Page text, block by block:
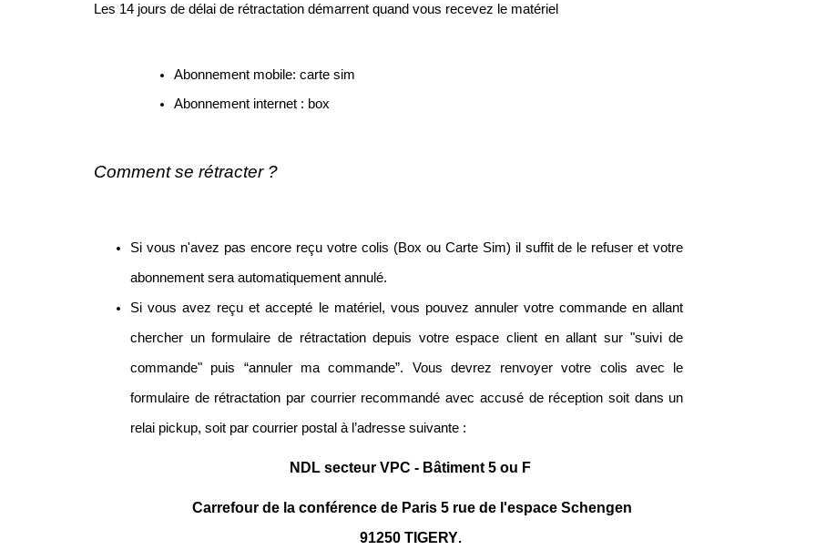
Les 14 jours de délai de rétractation démarrent quand vous recevez le matériel
Abonnement mobile: carte sim
Abonnement internet : box
Comment se rétracter ?
Si vous n'avez pas encore reçu votre colis (Box ou Carte Sim) il suffit de le refuser et votre
abonnement sera automatiquement annulé.
Si vous avez reçu et accepté le matériel, vous pouvez annuler votre commande en allant
chercher un formulaire de rétractation depuis votre espace client en allant sur "suivi de
commande" puis “annuler ma commande”. Vous devrez renvoyer votre colis avec le
formulaire de rétractation par courrier recommandé avec accusé de réception soit dans un
relai pickup, soit par courrier postal à l’adresse suivante :
NDL secteur VPC - Bâtiment 5 ou F
Carrefour de la conférence de Paris 5 rue de l'espace Schengen
91250 TIGERY.